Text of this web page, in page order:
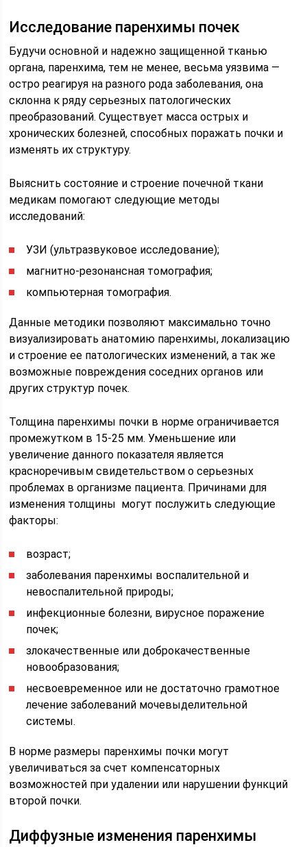
Исследование паренхимы почек
Будучи основной и надежно защищенной тканью
органа, паренхима, тем не менее, весьма уязвима —
остро реагируя на разного рода заболевания, она
склонна к ряду серьезных патологических
преобразований. Существует масса острых и
хронических болезней, способных поражать почки и
изменять их структуру.
Выяснить состояние и строение почечной ткани
медикам помогают следующие методы
исследований:
УЗИ (ультразвуковое исследование);
магнитно-резонансная томография;
компьютерная томография.
Данные методики позволяют максимально точно
визуализировать анатомию паренхимы, локализацию
и строение ее патологических изменений, а так же
возможные повреждения соседних органов или
других структур почек.
Толщина паренхимы почки в норме ограничивается
промежутком в 15-25 мм. Уменьшение или
увеличение данного показателя является
красноречивым свидетельством о серьезных
проблемах в организме пациента. Причинами для
изменения толщины могут послужить следующие
факторы:
возраст;
заболевания паренхимы воспалительной и
невоспалительной природы;
инфекционные болезни, вирусное поражение
почек;
злокачественные или доброкачественные
новообразования;
несвоевременное или не достаточно грамотное
лечение заболеваний мочевыделительной
системы.
В норме размеры паренхимы почки могут
увеличиваться за счет компенсаторных
возможностей при удалении или нарушении функций
второй почки.
Диффузные изменения паренхимы